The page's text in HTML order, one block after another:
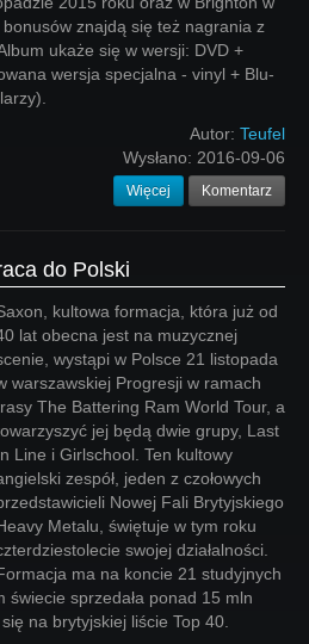
znajdą się też nagrania z
ukaże się w wersji: DVD +
wersja specjalna - vinyl + Blu-
Autor: Teufel
Wysłano: 2016-09-06
Więcej Komentarz
do Polski
kultowa formacja, która już od
lat obecna jest na muzycznej
wystąpi w Polsce 21 listopada
warszawskiej Progresji w ramach
The Battering Ram World Tour, a
jej będą dwie grupy, Last
Line i Girlschool. Ten kultowy
zespół, jeden z czołowych
Nowej Fali Brytyjskiego
Metalu, świętuje w tym roku
swojej działalności.
ma na koncie 21 studyjnych
świecie sprzedała ponad 15 mln
na brytyjskiej liście Top 40.